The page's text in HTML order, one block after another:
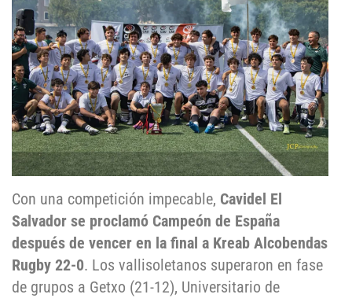
Con una competición impecable, Cavidel El
Salvador se proclamó Campeón de España
después de vencer en la final a Kreab Alcobendas
Rugby 22-0. Los vallisoletanos superaron en fase
de grupos a Getxo (21-12), Universitario de